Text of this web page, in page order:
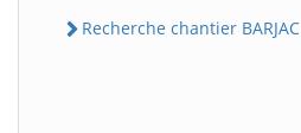
Recherche chantier BARJAC